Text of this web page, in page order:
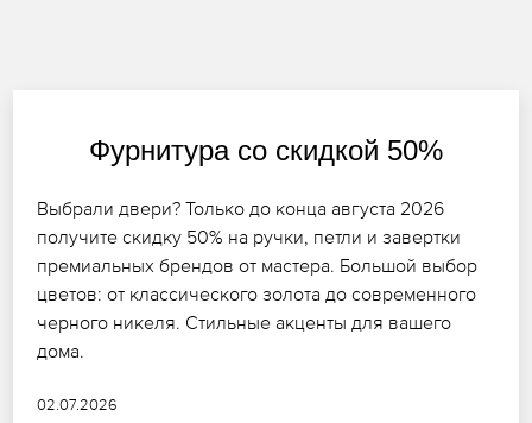
Фурнитура со скидкой 50%
Выбрали двери? Только до конца августа 2026
получите скидку 50% на ручки, петли и завертки
премиальных брендов от мастера. Большой выбор
цветов: от классического золота до современного
черного никеля. Стильные акценты для вашего
дома.
02.07.2026